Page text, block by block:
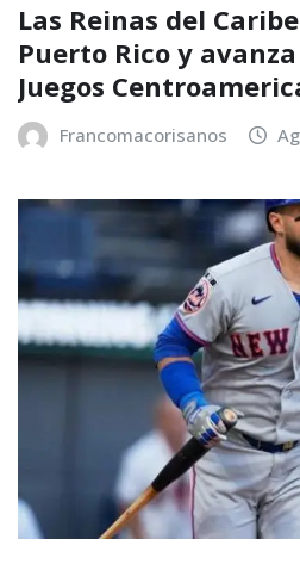
Las Reinas del
Puerto Rico y
Juegos
Francomacorisanos